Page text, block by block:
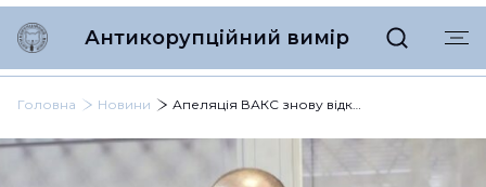
Антикорупційний вимір
Головна Новини Апеляція ВАКС знову відкрила справу «одеського короля контрабанди»